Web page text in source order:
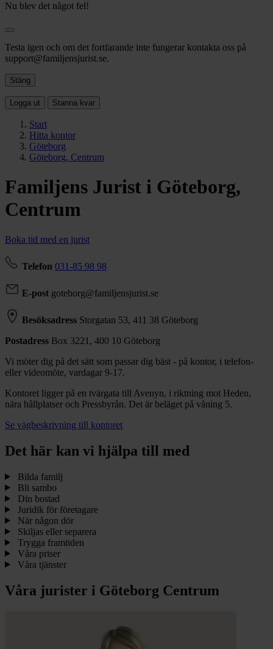
Nu blev det något fel!
Testa igen och om det fortfarande inte fungerar kontakta oss på
support@familjensjurist.se.
Stäng
Logga ut Stanna kvar
Start
Hitta kontor
Göteborg
Göteborg, Centrum
Familjens Jurist i Göteborg,
Centrum
Boka tid med en jurist
Telefon 031-85 98 98
E-post goteborg@familjensjurist.se
Besöksadress Storgatan 53, 411 38 Göteborg
Postadress Box 3221, 400 10 Göteborg
Vi möter dig på det sätt som passar dig bäst - på kontor, i telefon-
eller videomöte, vardagar 9-17.
Kontoret ligger på en tvärgata till Avenyn, i riktning mot Heden,
nära hållplatser och Pressbyrån. Det är beläget på våning 5.
Se vägbeskrivning till kontoret
Det här kan vi hjälpa till med
Bilda familj
Bli sambo
Din bostad
Juridik för företagare
När någon dör
Skiljas eller separera
Trygga framtiden
Våra priser
Våra tjänster
Våra jurister i Göteborg Centrum